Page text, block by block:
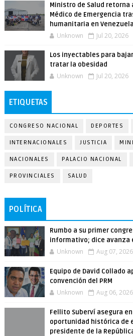
Ministro de Salud retorna
Médico de Emergencia
humanitaria en Venezuela
Unknown Jul 20, 2026
Los inyectables para
tratar la obesidad
Unknown Jul 20, 2026
ETIQUETAS
CONGRESO NACIONAL DEPORTES
INTERNACIONALES JUSTICIA
NACIONALES PALACIO NACIONAL
PROVINCIALES SALUD
POLÍTICA
Rumbo a su primer
informativo; dice avanza
Unknown Aug 07, 2026
Equipo de David Collado
convención del PRM
Unknown Aug 06, 2026
Fellito Suberví asegura
oportunidad histórica de
presidente de la